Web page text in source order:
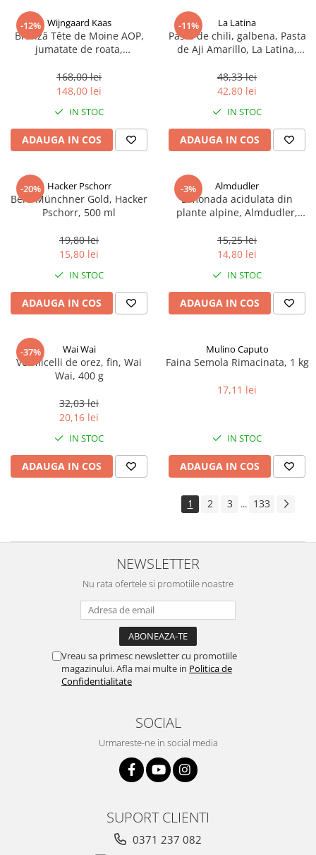
-12% Wijngaard Kaas
Brânză Tête de Moine AOP,
jumatate de roata,
168,00 lei
148,00 lei
IN STOC
ADAUGA IN COS
-11% La Latina
Pasta de chili, galbena, Pasta
de Aji Amarillo, La Latina,
48,33 lei
42,80 lei
IN STOC
ADAUGA IN COS
-20% Hacker Pschorr
Bere Münchner Gold, Hacker
Pschorr, 500 ml
19,80 lei
15,80 lei
IN STOC
ADAUGA IN COS
-3% Almdudler
Limonada acidulata din
plante alpine, Almdudler,
15,25 lei
14,80 lei
IN STOC
ADAUGA IN COS
-37% Wai Wai
Vermicelli de orez, fin, Wai
Wai, 400 g
32,03 lei
20,16 lei
IN STOC
ADAUGA IN COS
Mulino Caputo
Faina Semola Rimacinata, 1 kg
17,11 lei
IN STOC
ADAUGA IN COS
1 2 3 ... 133
NEWSLETTER
Nu rata ofertele si promotiile noastre
Vreau sa primesc newsletter cu promotiile
magazinului. Afla mai multe in Politica de
Confidentialitate
SOCIAL
Urmareste-ne in social media
SUPORT CLIENTI
0371 237 082